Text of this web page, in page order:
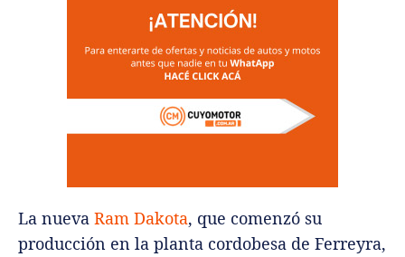
La nueva Ram Dakota, que comenzó su
producción en la planta cordobesa de Ferreyra,